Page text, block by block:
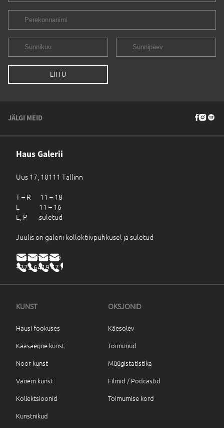
JÄLGI MEID
Haus Galerii
Uus 17, 10111 Tallinn
T – R 11 – 18
L 11 – 16
E, P suletud
Juulis on galerii kollektiivpuhkusel ja suletud
haus@haus.ee
+372 6419 471
KUNST
Hausi fookuses
Kaasaegne kunst
Noor kunst
Vanem kunst
Kollektsioonid
Kunstnikud
OKSJONID
Käesolev
Toimunud
Müügistatistika
Filmid / Podcastid
Toimumise kord